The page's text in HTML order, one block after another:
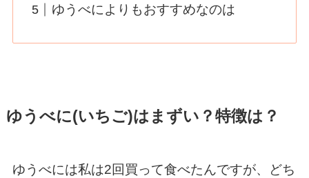
ゆうべによりもおすすめなのは
ゆうべに(いちご)はまずい？特徴は？
ゆうべには私は2回買って食べたんですが、どち